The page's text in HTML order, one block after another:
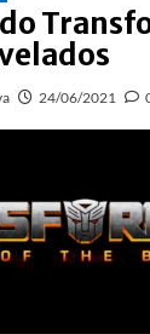
24/06/2021